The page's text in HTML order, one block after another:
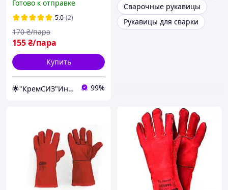
Готово к отправке
5.0 (2)
155₴/пара
170 ₴/пара
Купить
🌟"КремСИЗ"Интернет-магазин 99%
Сварочные рукавицы
Рукавицы для сварки